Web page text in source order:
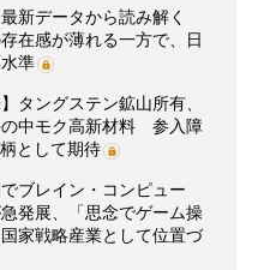
新データから読み解く
在感が薄れる一方で、日
準
タングステン鉱山所有、
の中モク高新材料 参入障
として期待
ブレイン・コンピュー
発展、「思念でゲーム操
家戦略産業として位置づ